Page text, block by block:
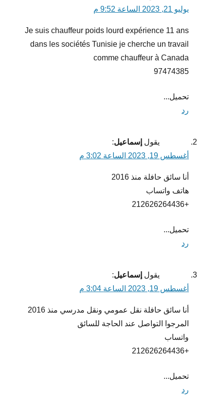
يوليو 21, 2023 الساعة 9:52 م
Je suis chauffeur poids lourd expérience 11 ans
dans les sociétés Tunisie je cherche un travail
comme chauffeur à Canada
97474385
تحميل...
رد
يقول إسماعيل:
أغسطس 19, 2023 الساعة 3:02 م
أنا سائق حافلة منذ 2016
هاتف واتساب
+212626264436
تحميل...
رد
يقول إسماعيل:
أغسطس 19, 2023 الساعة 3:04 م
أنا سائق حافلة نقل عمومي ونقل مدرسي منذ 2016
المرجوا التواصل عند الحاجة للسائق
واتساب
+212626264436
تحميل...
رد